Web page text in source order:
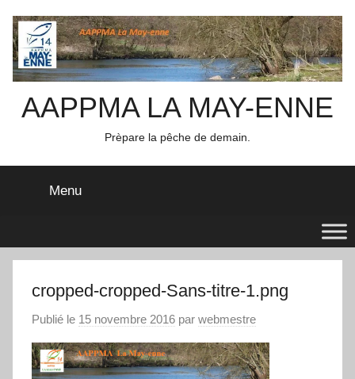
au
contenu
AAPPMA LA MAY-ENNE
Prèpare la pêche de demain.
Menu
cropped-cropped-Sans-titre-1.png
Publié le 15 novembre 2016 par webmestre